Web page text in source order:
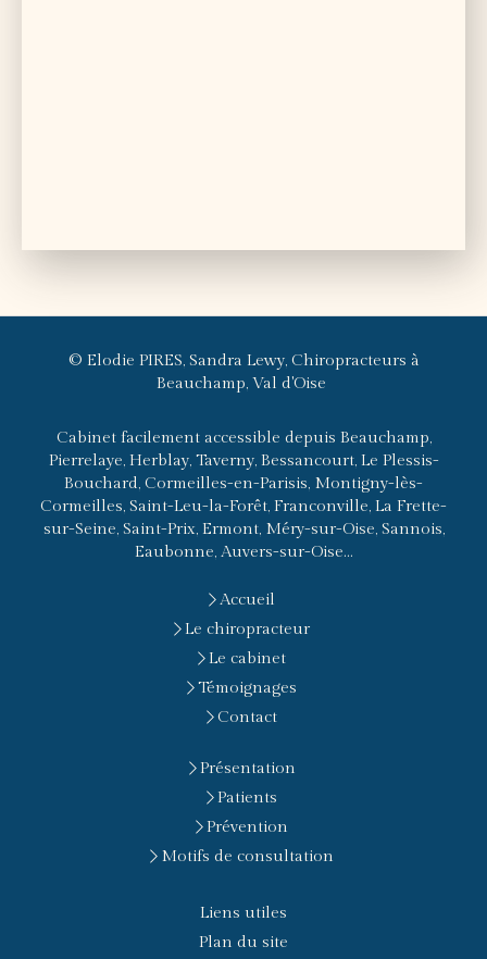
© Elodie PIRES, Sandra Lewy, Chiropracteurs à
Beauchamp, Val d'Oise
Cabinet facilement accessible depuis Beauchamp,
Pierrelaye, Herblay, Taverny, Bessancourt, Le Plessis-
Bouchard, Cormeilles-en-Parisis, Montigny-lès-
Cormeilles, Saint-Leu-la-Forêt, Franconville, La Frette-
sur-Seine, Saint-Prix, Ermont, Méry-sur-Oise, Sannois,
Eaubonne, Auvers-sur-Oise...
Accueil
Le chiropracteur
Le cabinet
Témoignages
Contact
Présentation
Patients
Prévention
Motifs de consultation
Liens utiles
Plan du site